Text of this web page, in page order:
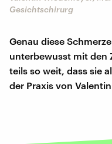
Gesichtschirurg
Genau diese
unterbewusst mit den
teils so weit, dass sie
der Praxis von